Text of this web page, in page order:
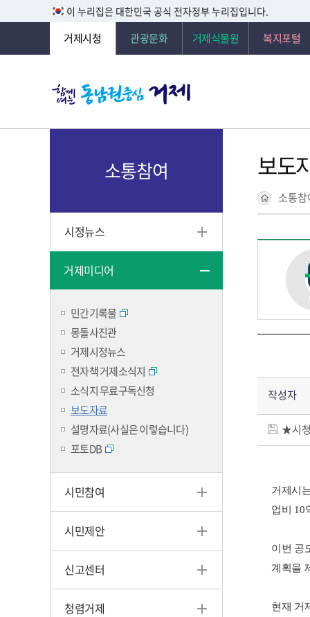
이 누리집은 대한민국 공식 전자정부 누리집입니다.
거제시청 관광문화 거제식물원 복지포털
소통참여
시정뉴스
거제미디어
민간기록물
몽돌사진관
거제시정뉴스
전자책 거제소식지
소식지 무료구독신청
보도자료
설명자료(사실은 이렇습니다)
포토DB
시민참여
시민제안
신고센터
청렴거제
보도
소통참
작성자
★시
거제시
업비 10
이번 공
계획을
현재 거